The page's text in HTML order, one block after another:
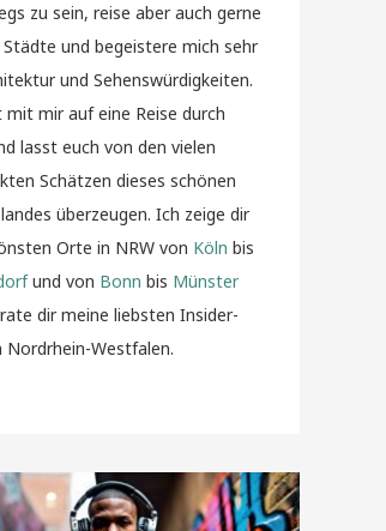
zu sein, reise aber auch gerne
Städte und begeistere mich sehr
und Sehenswürdigkeiten.
mir auf eine Reise durch
lasst euch von den vielen
Schätzen dieses schönen
überzeugen. Ich zeige dir
Orte in NRW von Köln bis
und von Bonn bis Münster
dir meine liebsten Insider-
Nordrhein-Westfalen.